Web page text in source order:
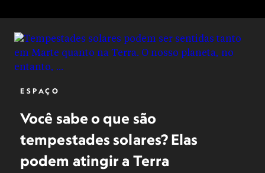
ESPAÇO
Você sabe o que são
tempestades solares? Elas
podem atingir a Terra